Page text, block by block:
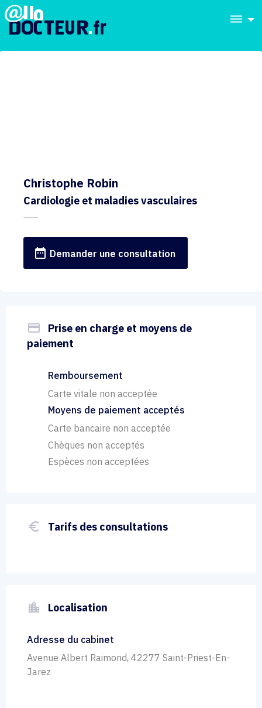
dehaze
Christophe Robin
Cardiologie et maladies vasculaires
date_range Demander une consultation
payment
Prise en charge et moyens de
paiement
Remboursement
Carte vitale non acceptée
Moyens de paiement acceptés
Carte bancaire non acceptée
Chèques non acceptés
Espèces non acceptées
euro_symbol Tarifs des consultations
location_city Localisation
Adresse du cabinet
Avenue Albert Raimond, 42277 Saint-Priest-En-
Jarez